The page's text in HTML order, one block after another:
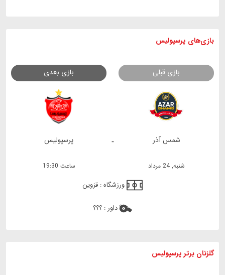
بازی های پرسپولیس
بازی قبلی بازی بعدی
- شمس آذر پرسپولیس
شنبه, 24 مرداد ساعت 19:30
ورزشگاه : قزوین
داور : ؟؟؟
گلزنان برتر پرسپولیس